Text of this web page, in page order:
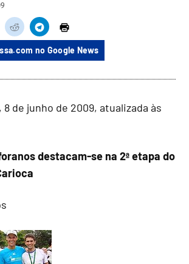
no Google News
de junho de 2009, atualizada às
destacam-se na 2ª etapa do